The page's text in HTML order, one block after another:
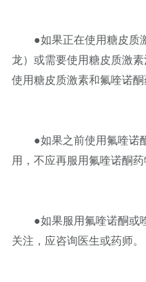
●如果正在使用糖皮质
龙）或需要使用糖皮质激
使用糖皮质激素和氟喹诺酮
●如果之前使用氟喹诺
用，不应再服用氟喹诺酮
●如果服用氟喹诺酮或
关注，应咨询医生或药师。